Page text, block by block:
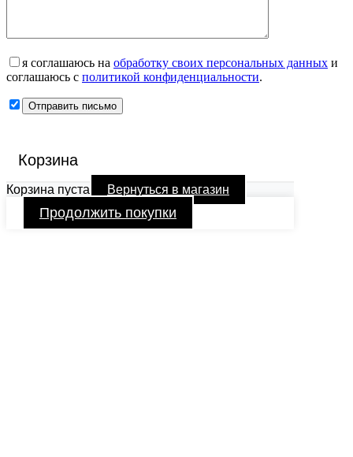
я соглашаюсь на обработку своих персональных данных и
соглашаюсь с политикой конфиденциальности.
Корзина
Корзина пуста Вернуться в магазин
Продолжить покупки